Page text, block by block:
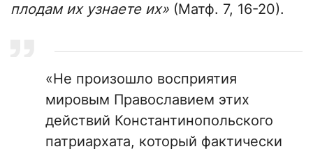
плодам их узнаете их» (Матф. 7, 16-20).
«Не произошло восприятия
мировым Православием этих
действий Константинопольского
патриархата, который фактически